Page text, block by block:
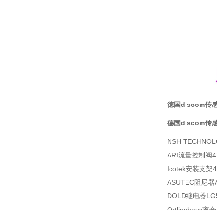
德国discom传
德国discom传
NSH
ARI流量控制阀
Icotek安装支架
ASUTEC阻尼
DOLD继电器